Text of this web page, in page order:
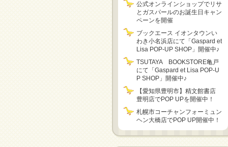
公式オンラインショップでリサ
とガスパールのお誕生日キャン
ペーンを開催
ブックエース イオンタウンい
わき小名浜店にて「Gaspard et
Lisa POP-UP SHOP」開催中♪
TSUTAYA BOOKSTORE亀戸
にて「Gaspard et Lisa POP-U
P SHOP」開催中♪
【愛知県豊明市】精文館書店
豊明店でPOP UPを開催中！
札幌市コーチャンフォーミュン
ヘン大橋店でPOP UP開催中！